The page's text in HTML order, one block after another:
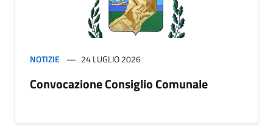
NOTIZIE 24 LUGLIO 2026
Convocazione Consiglio Comunale